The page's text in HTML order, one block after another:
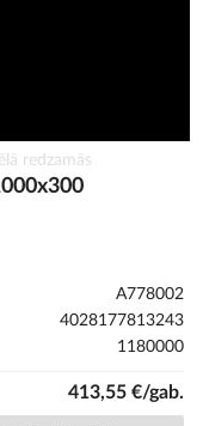
redzamās
A778002
4028177813243
1180000
413,55 €/gab.